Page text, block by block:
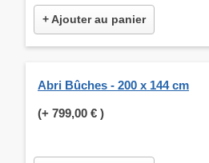
+ Ajouter au panier
Abri Bûches - 200 x 144 cm
(+ 799,00 € )